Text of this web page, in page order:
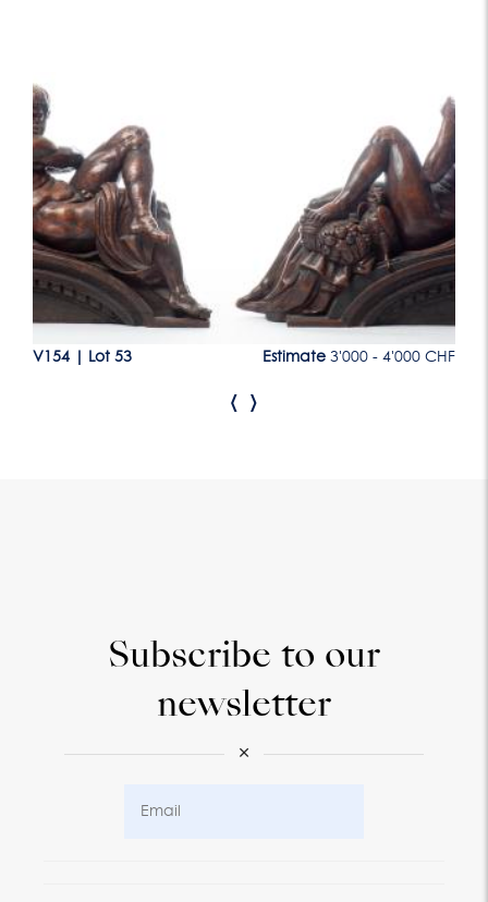
Lot 53
V154 Lot 53 Estimate 3'000 - 4'000 CHF
‹ ›
Subscribe to our
newsletter
×